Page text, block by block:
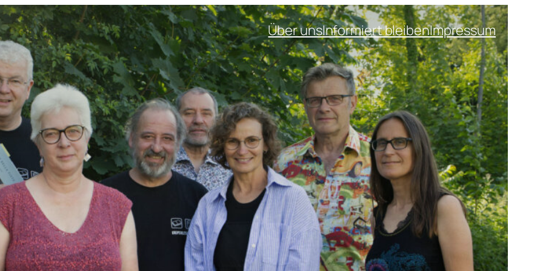
Über unsInformiert bleibenImpressum